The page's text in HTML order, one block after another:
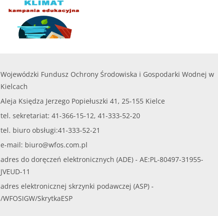
Wojewódzki Fundusz Ochrony Środowiska i Gospodarki Wodnej w
Kielcach
Aleja Księdza Jerzego Popiełuszki 41, 25-155 Kielce
tel. sekretariat: 41-366-15-12, 41-333-52-20
tel. biuro obsługi:41-333-52-21
e-mail: biuro@wfos.com.pl
adres do doręczeń elektronicznych (ADE) - AE:PL-80497-31955-
JVEUD-11
adres elektronicznej skrzynki podawczej (ASP) -
/WFOSIGW/SkrytkaESP